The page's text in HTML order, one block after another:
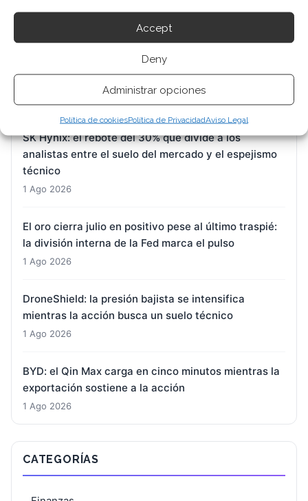
Accept
Deny
Administrar opciones
Política de cookiesPolítica de PrivacidadAviso Legal
ARTÍCULOS RECIENTES
Micron: el mercado liquida posiciones mientras la
SK Hynix: el rebote del 30% que divide a los
analistas entre el suelo del mercado y el espejismo
técnico
1 Ago 2026
El oro cierra julio en positivo pese al último traspié:
la división interna de la Fed marca el pulso
1 Ago 2026
DroneShield: la presión bajista se intensifica
mientras la acción busca un suelo técnico
1 Ago 2026
BYD: el Qin Max carga en cinco minutos mientras la
exportación sostiene a la acción
1 Ago 2026
CATEGORÍAS